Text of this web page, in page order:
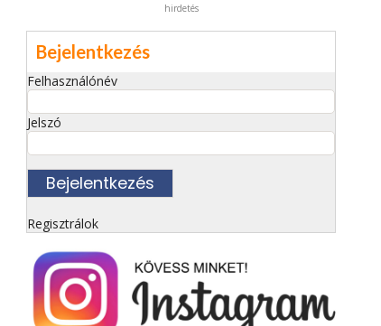
hirdetés
Bejelentkezés
Felhasználónév
Jelszó
Regisztrálok